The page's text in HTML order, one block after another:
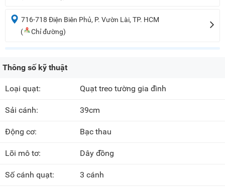
716-718 Điện Biên Phủ, P. Vườn Lài, TP. HCM
(
Chỉ đường)
Thông số kỹ thuật
Loại quạt: Quạt treo tường gia đình
Sải cánh: 39cm
Động cơ: Bạc thau
Lõi mô tơ: Dây đồng
Số cánh quạt: 3 cánh